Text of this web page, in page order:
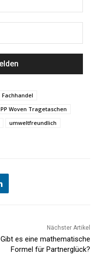
Fachhandel
PP Woven Tragetaschen
umweltfreundlich
Nächster Artikel
Gibt es eine mathematische
Formel für Partnerglück?